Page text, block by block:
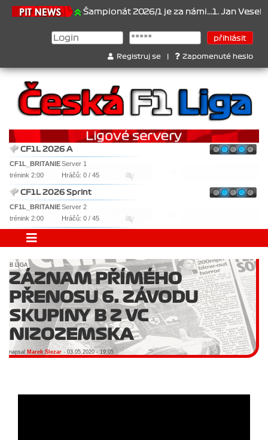
21.6.2026 Šampionát 2026/1 je za námi...1. Jan Veselý ,
Registruj se Zapomenuté heslo
CF1L 2026 A
CF1L_BRITANIEServer 1
trénink 2:00
Hráčů: 0 / 45
CF1L 2026 Sprint
CF1L_BRITANIEServer 2
trénink 2:00
Hráčů: 0 / 45
B LIGA
ZÁZNAM PŘÍMÉHO
PŘENOSU 6. ZÁVODU
SKUPINY B Z VC
NIZOZEMSKA
napsal Marek Slezar - 03.05.2020 - 19:05